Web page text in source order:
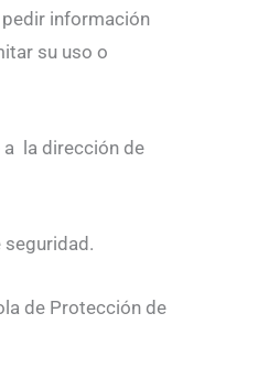
información
su uso o
a la dirección de
seguridad.
de Protección de